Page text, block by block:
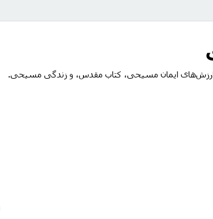
ارزش‌های ایمان مسیحی، کتاب مقدس، و زندگی مسیحی.